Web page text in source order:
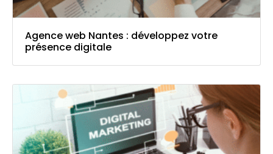
Agence web Nantes : développez votre
présence digitale